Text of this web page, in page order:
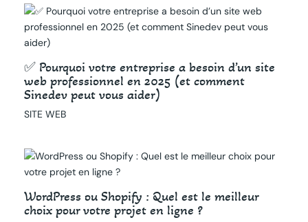
✅ Pourquoi votre entreprise a besoin d’un site
web professionnel en 2025 (et comment
Sinedev peut vous aider)
SITE WEB
WordPress ou Shopify : Quel est le meilleur
choix pour votre projet en ligne ?